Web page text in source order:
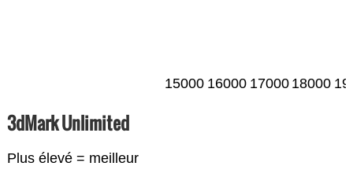
15000 16000 17000 18000
3dMark Unlimited
Plus élevé = meilleur